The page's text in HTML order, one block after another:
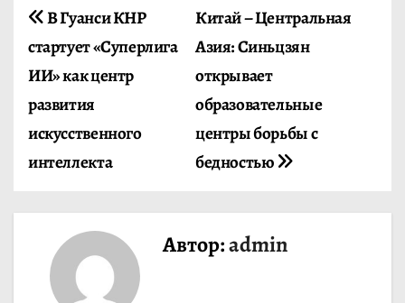
Н
а
в
и
г
а
Китай – Центральная
Азия: Синьцзян
открывает
образовательные
центры борьбы с
бедностью
В Гуанси КНР
стартует «Суперлига
ИИ» как центр
развития
искусственного
интеллекта
Автор:admin